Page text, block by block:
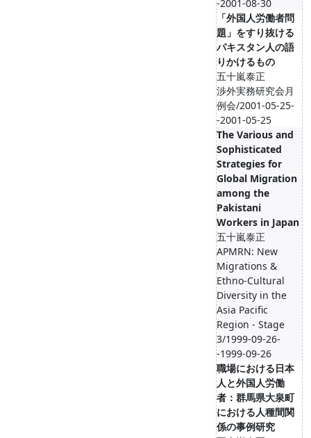
-2001-08-30
「外国人労働者問
題」をすり抜ける
パキスタン人の語
りかけるもの
五十嵐泰正
渉外実務研究会月
例会/2001-05-25-
-2001-05-25
The Various and
Sophisticated
Strategies for
Global Migration
among the
Pakistani
Workers in Japan
五十嵐泰正
APMRN: New
Migrations &
Ethno-Cultural
Diversity in the
Asia Pacific
Region - Stage
3/1999-09-26-
-1999-09-26
職場における日本
人と外国人労働
者：群馬県大泉町
における人種間関
係の事例研究